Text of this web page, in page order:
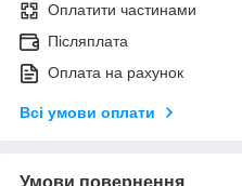
Оплатити частинами
Післяплата
Оплата на рахунок
Всі умови оплати